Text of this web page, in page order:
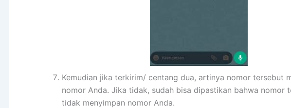
Kemudian jika terkirim/ centang dua, artinya nomor tersebut
nomor Anda. Jika tidak, sudah bisa dipastikan bahwa nomor
tidak menyimpan nomor Anda.